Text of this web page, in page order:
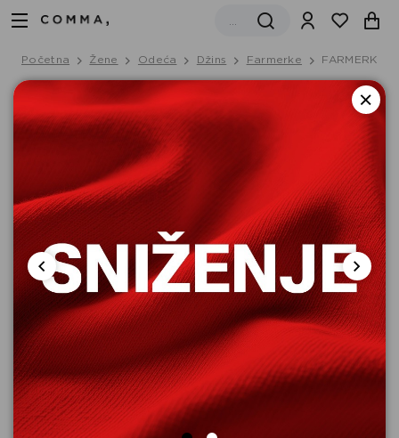
Početna Žene Odeća Džins Farmerke FARMERKE